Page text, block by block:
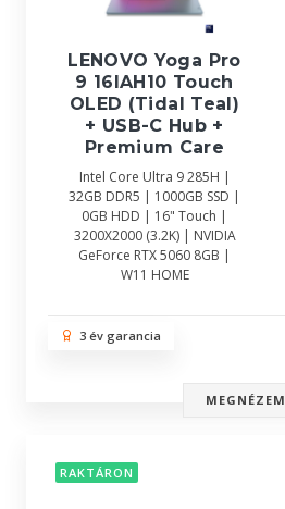
LENOVO Yoga Pro
9 16IAH10 Touch
OLED (Tidal Teal)
+ USB-C Hub +
Premium Care
Intel Core Ultra 9 285H |
32GB DDR5 | 1000GB SSD |
0GB HDD | 16" Touch |
3200X2000 (3.2K) | NVIDIA
GeForce RTX 5060 8GB |
W11 HOME
3 év garancia
MEGNÉZEM
RAKTÁRON